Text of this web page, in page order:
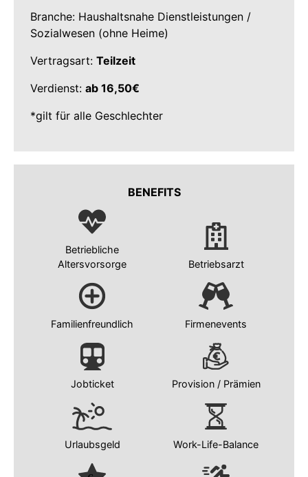
Branche: Haushaltsnahe Dienstleistungen /
Sozialwesen (ohne Heime)
Vertragsart: Teilzeit
Verdienst: ab 16,50€
*gilt für alle Geschlechter
BENEFITS
Betriebliche
Altersvorsorge
Betriebsarzt
Familienfreundlich Firmenevents
Jobticket Provision / Prämien
Urlaubsgeld Work-Life-Balance